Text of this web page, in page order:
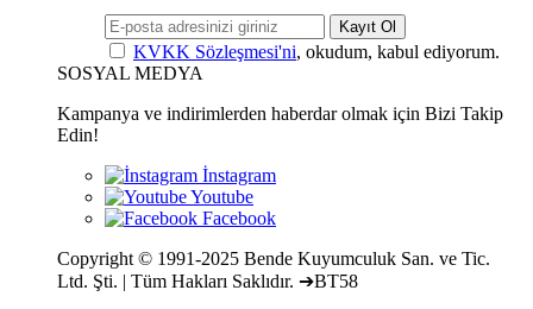
Kayıt Ol
KVKK Sözleşmesi'ni, okudum, kabul ediyorum.
SOSYAL MEDYA
Kampanya ve indirimlerden haberdar olmak için Bizi Takip
Edin!
Copyright © 1991-2025 Bende Kuyumculuk San. ve Tic.
Ltd. Şti. | Tüm Hakları Saklıdır. ➔BT58